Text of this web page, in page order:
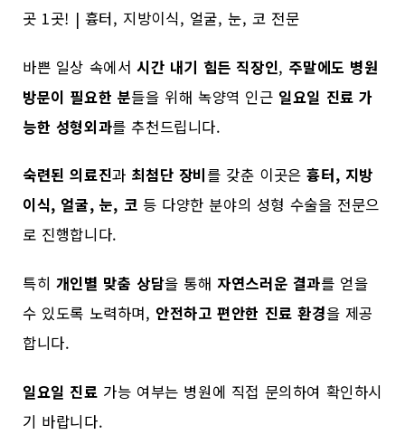
곳 1곳! | 흉터, 지방이식, 얼굴, 눈, 코 전문
바쁜 일상 속에서 시간 내기 힘든 직장인, 주말에도 병원
방문이 필요한 분들을 위해 녹양역 인근 일요일 진료 가
능한 성형외과를 추천드립니다.
숙련된 의료진과 최첨단 장비를 갖춘 이곳은흉터, 지방
이식, 얼굴, 눈, 코 등 다양한 분야의 성형 수술을 전문으
로 진행합니다.
특히 개인별 맞춤 상담을 통해 자연스러운 결과를 얻을
수 있도록 노력하며, 안전하고 편안한 진료 환경을 제공
합니다.
일요일 진료 가능 여부는 병원에 직접 문의하여 확인하시
기 바랍니다.